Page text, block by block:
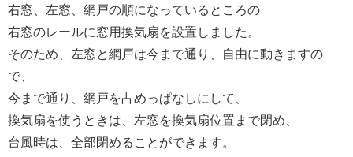
右窓、左窓、網戸の順になっているところの
右窓のレールに窓用換気扇を設置しました。
そのため、左窓と網戸は今まで通り、自由に動きますの
で、
今まで通り、網戸を占めっぱなしにして、
換気扇を使うときは、左窓を換気扇位置まで閉め、
台風時は、全部閉めることができます。